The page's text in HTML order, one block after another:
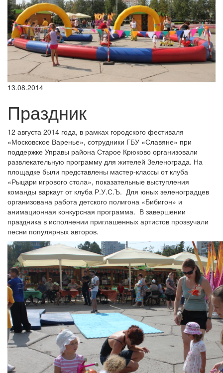
13.08.2014
Праздник
12 августа 2014 года, в рамках городского фестиваля
«Московское Варенье», сотрудники ГБУ «Славяне» при
поддержке Управы района Старое Крюково организовали
развлекательную программу для жителей Зеленограда. На
площадке были представлены мастер-классы от клуба
«Рыцари игрового стола», показательные выступления
команды варкаут от клуба Р.У.С.Ъ. Для юных зеленоградцев
организована работа детского полигона «Бибигон» и
анимационная конкурсная программа. В завершении
праздника в исполнении приглашенных артистов прозвучали
песни популярных авторов.